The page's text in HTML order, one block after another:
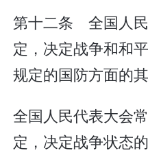
第十二条 全国人
定，决定战争和和
规定的国防方面的其
全国人民代表大会
定，决定战争状态